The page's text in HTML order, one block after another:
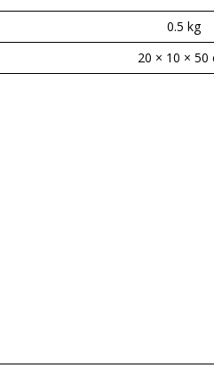
0.5 kg
20 × 10 × 50